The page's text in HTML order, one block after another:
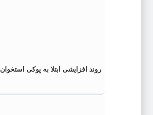
روند افزایشی ابتلا به پوکی استخوان